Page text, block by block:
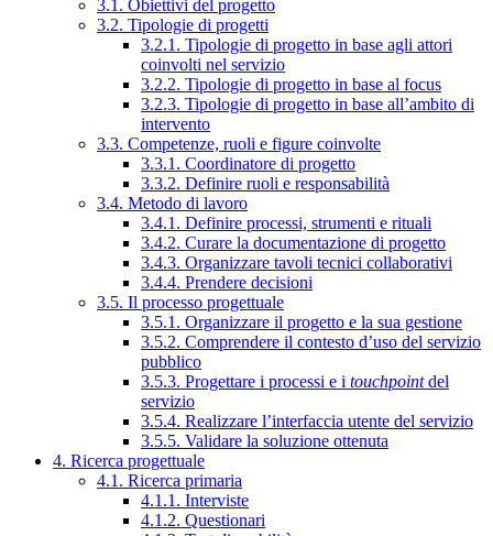
3.1. Obiettivi del progetto
3.2. Tipologie di progetti
3.2.1. Tipologie di progetto in base agli attori
coinvolti nel servizio
3.2.2. Tipologie di progetto in base al focus
3.2.3. Tipologie di progetto in base all’ambito di
intervento
3.3. Competenze, ruoli e figure coinvolte
3.3.1. Coordinatore di progetto
3.3.2. Definire ruoli e responsabilità
3.4. Metodo di lavoro
3.4.1. Definire processi, strumenti e rituali
3.4.2. Curare la documentazione di progetto
3.4.3. Organizzare tavoli tecnici collaborativi
3.4.4. Prendere decisioni
3.5. Il processo progettuale
3.5.1. Organizzare il progetto e la sua gestione
3.5.2. Comprendere il contesto d’uso del servizio
pubblico
3.5.3. Progettare i processi e i touchpointdel
servizio
3.5.4. Realizzare l’interfaccia utente del servizio
3.5.5. Validare la soluzione ottenuta
4. Ricerca progettuale
4.1. Ricerca primaria
4.1.1. Interviste
4.1.2. Questionari